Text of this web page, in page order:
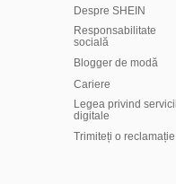
Despre SHEIN
Responsabilitate
socială
Blogger de modă
Cariere
Legea privind
digitale
Trimiteți o reclamație